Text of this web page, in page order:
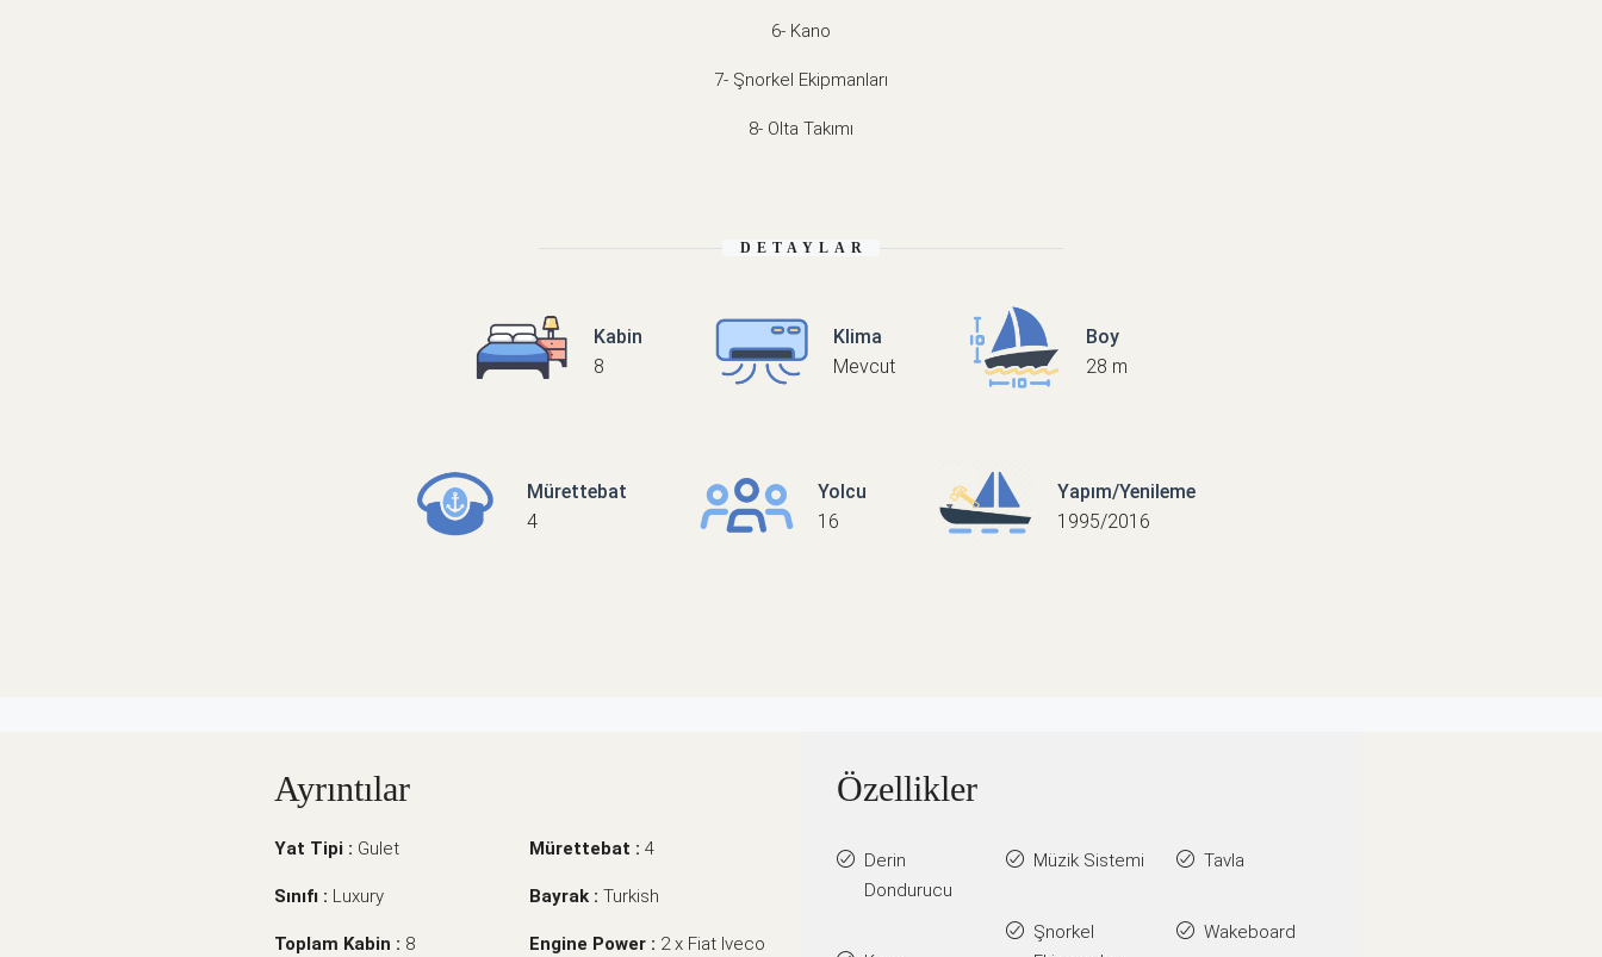
6- Kano
7- Şnorkel Ekipmanları
8- Olta Takımı
DETAYLAR
Kabin
8
Klima
Mevcut
Boy
28 m
Mürettebat
4
Yolcu
16
Yapım/Yenileme
1995/2016
Ayrıntılar
Yat Tipi : Gulet
Sınıfı : Luxury
Toplam Kabin : 8
Mürettebat : 4
Bayrak : Turkish
Engine Power : 2 x Fiat Iveco
Özellikler
Derin
Dondurucu
Müzik Sistemi
Şnorkel
Tavla
Wakeboard